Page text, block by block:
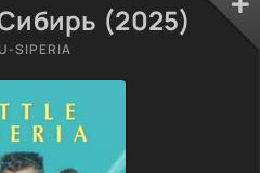
(2025)
SIPERIA